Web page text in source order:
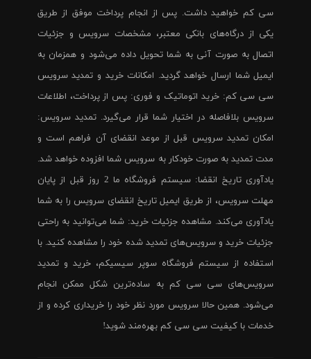
سی کم خواهید داشت. پس از انجام پرداخت موفق از طریق
یکی از درگاه‌های بانکی معتبر، مشخصات سرویس و جزئیات
اتصال به صورت آنی به شما تحویل داده می‌شود و همزمان به
ایمیل شما ارسال خواهد گردید. امکانات خرید و تمدید سرویس
سی سی کم: خرید اتوماتیک و فوری: پس از پرداخت، اطلاعات
سرویس بلافاصله در اختیار شما قرار می‌گیرد. تمدید سرویس:
امکان تمدید سرویس قبل از موعد انقضای آن فراهم است و
مدت تمدید به صورت خودکار به سرویس شما افزوده خواهد شد.
یادآوری تاریخ انقضا: سیستم فروشگاه ما 2 روز قبل از پایان
مهلت سرویس، از طریق ایمیل تاریخ انقضای سرویس را به شما
یادآوری می‌کند. مشاهده جزئیات خرید: شما می‌توانید به راحتی
جزئیات خرید و سرویس‌های تمدید شده خود را مشاهده کنید. با
استفاده از سیستم فروشگاه سوپر سیسیکم، خرید و تمدید
سرویس‌های سی سی کم به ساده‌ترین شکل ممکن انجام
می‌شود. همین حالا سرویس مورد نظر خود را خریداری کرده و از
خدمات با کیفیت سی سی کم بهره‌مند شوید!